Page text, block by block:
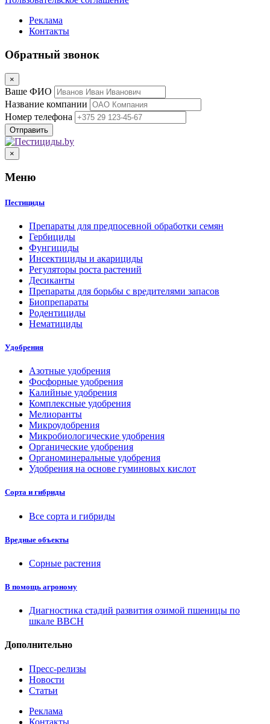
Реклама
Контакты
Обратный звонок
×
Ваше ФИО
Название компании
Номер телефона
×
Меню
Пестициды
Препараты для предпосевной обработки семян
Гербициды
Фунгициды
Инсектициды и акарициды
Регуляторы роста растений
Десиканты
Препараты для борьбы с вредителями запасов
Биопрепараты
Родентициды
Нематициды
Удобрения
Азотные удобрения
Фосфорные удобрения
Калийные удобрения
Комплексные удобрения
Мелиоранты
Микроудобрения
Микробиологические удобрения
Органические удобрения
Органоминеральные удобрения
Удобрения на основе гуминовых кислот
Сорта и гибриды
Все сорта и гибриды
Вредные объекты
Сорные растения
В помощь агроному
Диагностика стадий развития озимой пшеницы по
шкале ВВСН
Дополнительно
Пресс-релизы
Новости
Статьи
Реклама
Контакты